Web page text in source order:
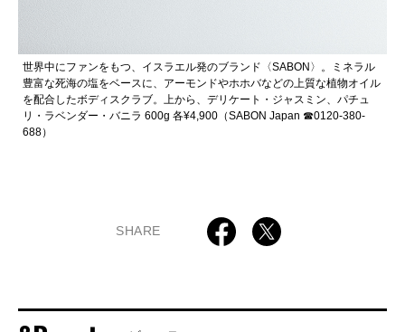
世界中にファンをもつ、イスラエル発のブランド〈SABON〉。ミネラル
豊富な死海の塩をベースに、アーモンドやホホバなどの上質な植物オイル
を配合したボディスクラブ。上から、デリケート・ジャスミン、パチュ
リ・ラベンダー・バニラ 600g 各¥4,900（SABON Japan ☎︎0120-380-
688）
SHARE